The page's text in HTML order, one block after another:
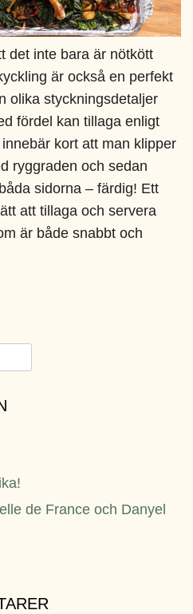
det inte bara är nötkött
är också en perfekt
olika styckningsdetaljer
fördel kan tillaga enligt
kort att man klipper
ryggraden och sedan
sidorna – färdig! Ett
att tillaga och servera
är både snabbt och
de France och Danyel